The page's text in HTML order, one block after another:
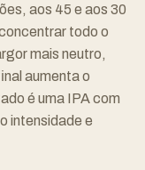
aos 45 e aos 30
todo o
mais neutro,
aumenta o
é uma IPA com
intensidade e